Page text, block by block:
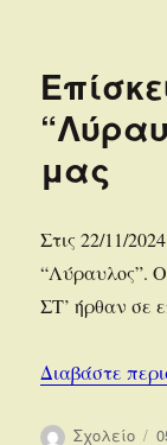
μας
Στις 22/11/
“Λύραυλος”.
ΣΤ’ ήρθαν σε
Διαβάστε
Συντάκτης
Σχολείο